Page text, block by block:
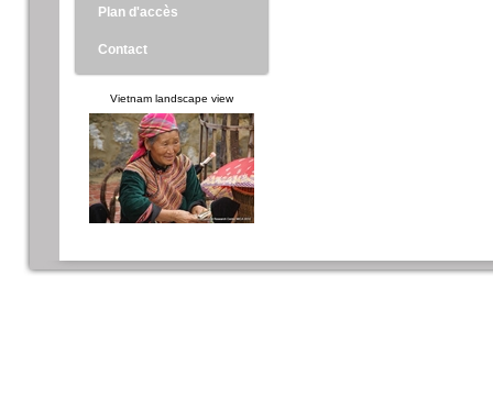
Plan d'accès
Contact
Vietnam landscape view